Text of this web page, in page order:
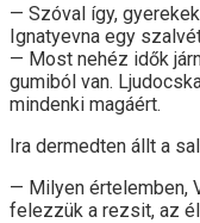
— Szóval így,
Ignatyevna egy
— Most nehéz idők
gumiból van.
mindenki magáért.
Ira dermedten állt a
— Milyen értelemben,
felezzük a rezsit, az